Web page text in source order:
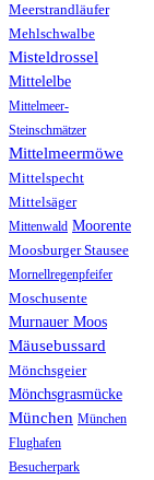
Meerstrandläufer
Mehlschwalbe
Misteldrossel
Mittelelbe
Mittelmeer-
Steinschmätzer
Mittelmeermöwe
Mittelspecht
Mittelsäger
Mittenwald Moorente
Moosburger Stausee
Mornellregenpfeifer
Moschusente
Murnauer Moos
Mäusebussard
Mönchsgeier
Mönchsgrasmücke
München München
Flughafen
Besucherpark